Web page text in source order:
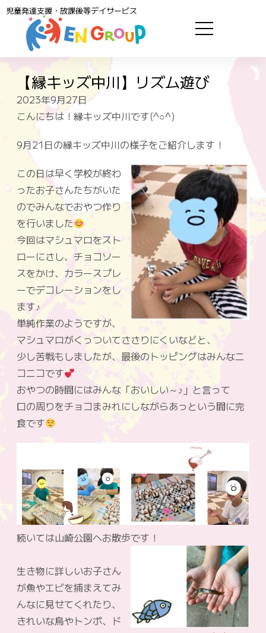
児童発達支援・放課後等デイサービス
【縁キッズ中川】リズム遊び
2023年9月27日
こんにちは！縁キッズ中川です(^○^)
9月21日の縁キッズ中川の様子をご紹介します！
この日は早く学校が終わ
ったお子さんたちがいた
のでみんなでおやつ作り
を行いました
今回はマシュマロをスト
ローにさし、チョコソー
スをかけ、カラースプレ
ーでデコレーションをし
ます♪
単純作業のようですが、
マシュマロがくっついてささりにくいなどと、
少し苦戦もしましたが、最後のトッピングはみんなニ
コニコです
おやつの時間にはみんな「おいしい～♪」と言って
口の周りをチョコまみれにしながらあっという間に完
食です
続いては山崎公園へお散歩です！
生き物に詳しいお子さん
が魚やエビを捕まえてみ
んなに見せてくれたり、
きれいな鳥やトンボ、ド